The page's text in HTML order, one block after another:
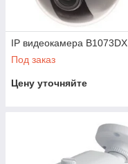
IP видеокамера B1073DX
Под заказ
Цену уточняйте